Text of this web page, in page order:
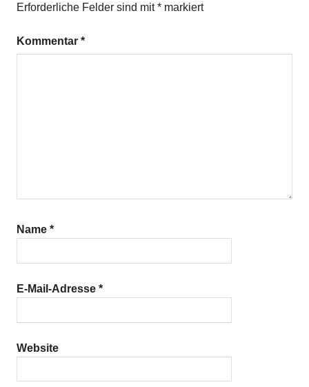
Erforderliche Felder sind mit* markiert
Kommentar *
Name *
E-Mail-Adresse *
Website